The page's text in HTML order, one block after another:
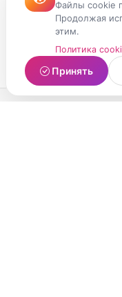
Файлы cookie
Продолжая
этим.
Политика
Принять